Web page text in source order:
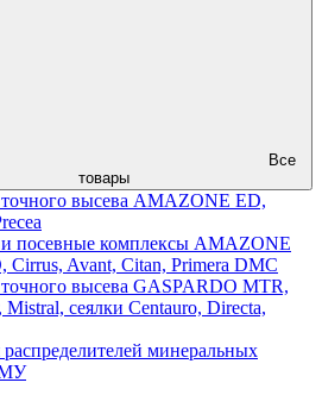
Все
товары
точного высева AMAZONE ED,
и посевные комплексы AMAZONE
Cirrus, Avant, Citan, Primera DMC
точного высева GASPARDO MTR,
Mistral, сеялки Centauro, Directa,
распределителей минеральных